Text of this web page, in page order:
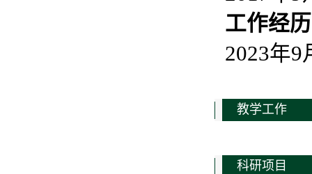
工作经
2023年
教学工作
科研项目